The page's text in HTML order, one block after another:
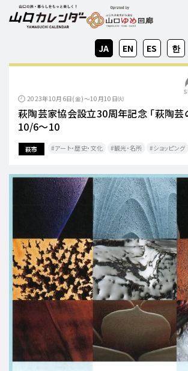
EN
JA KO
ES
2023年10月6日(金)～10月10日㈫
萩陶芸家協会設立30周年記念 「萩陶芸
10/6～10
萩市 アート・歴史・文化 観光・名所 ショッピング